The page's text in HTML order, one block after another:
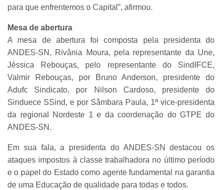
para que enfrentemos o Capital”, afirmou.
Mesa de abertura
A mesa de abertura foi composta pela presidenta do
ANDES-SN, Rivânia Moura, pela representante da Une,
Jéssica Rebouças, pelo representante do SindIFCE,
Valmir Rebouças, por Bruno Anderson, presidente do
Adufc Sindicato, por Nilson Cardoso, presidente do
Sinduece SSind, e por Sâmbara Paula, 1ª vice-presidenta
da regional Nordeste 1 e da coordenação do GTPE do
ANDES-SN.
Em sua fala, a presidenta do ANDES-SN destacou os
ataques impostos à classe trabalhadora no último período
e o papel do Estado como agente fundamental na garantia
de uma Educação de qualidade para todas e todos.